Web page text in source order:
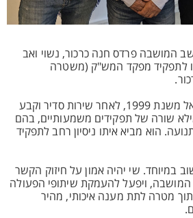
גיאת, בן 45, תושב המושבה פרדס חנה כרכור, נשוי ואב
לתפקיד מפקד המש"ק (משטרה
שי משרת במשטרת ישראל משנת 1999, לאחר שירות סדיר וקבע
שורה של תפקידים משמעותיים, בהם
הוא מביא איתו ניסיון רחב לתפקיד
במיוחד. שי יהיה אמון על חיזוק הקשר
המושבה, ויפעל להעמקת שיתופי הפעולה
מטרה לתת מענה איכותי, מהיר